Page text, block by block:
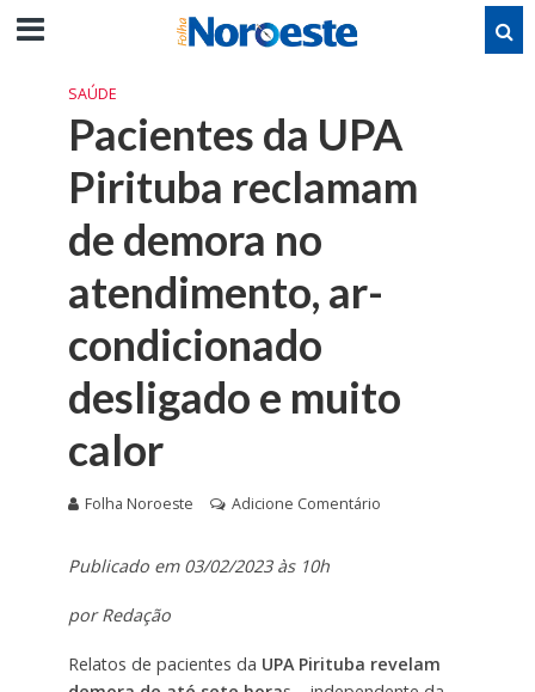
SAÚDE
Pacientes da UPA
Pirituba reclamam
de demora no
atendimento, ar-
condicionado
desligado e muito
calor
Folha Noroeste Adicione Comentário
Publicado em 03/02/2023 às 10h
por Redação
Relatos de pacientes da UPA Pirituba revelam